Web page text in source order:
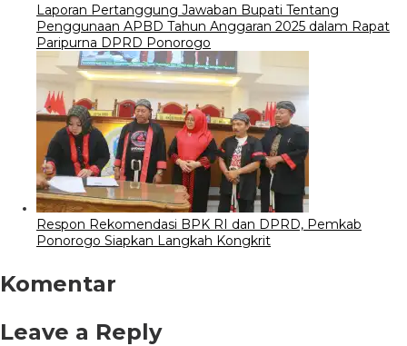
Laporan Pertanggung Jawaban Bupati Tentang
Penggunaan APBD Tahun Anggaran 2025 dalam Rapat
Paripurna DPRD Ponorogo
Respon Rekomendasi BPK RI dan DPRD, Pemkab
Ponorogo Siapkan Langkah Kongkrit
Komentar
Leave a Reply